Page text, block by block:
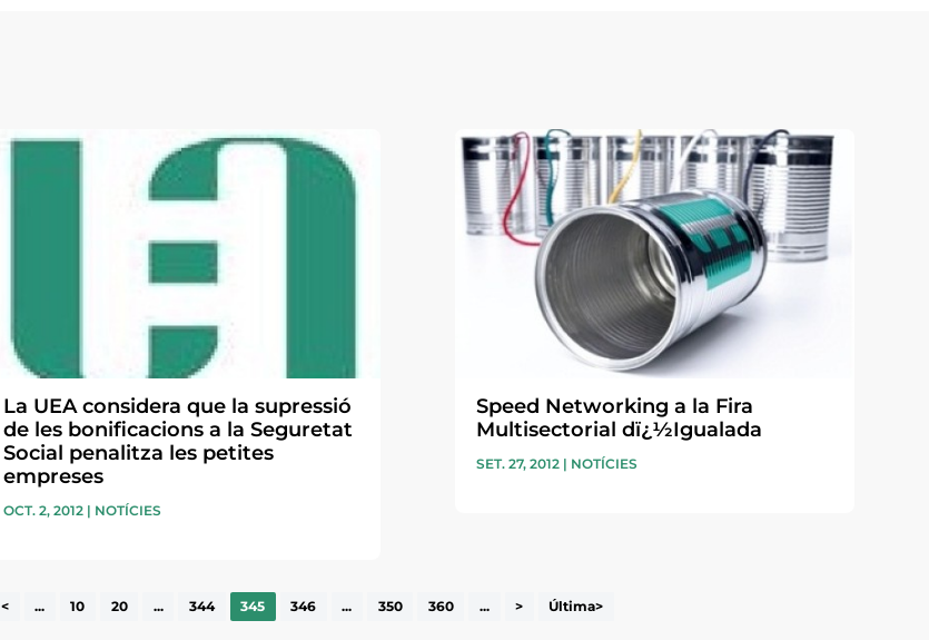
La UEA considera que la supressió
de les bonificacions a la Seguretat
Social penalitza les petites
empreses
OCT. 2, 2012| NOTÍCIES
Speed Networking a la Fira
Multisectorial dï¿½Igualada
SET. 27, 2012| NOTÍCIES
< ... 10 20 ... 344 345 346 ... 350 360 ... > Última>